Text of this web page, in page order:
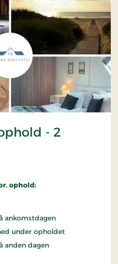
- 2
ophold:
ankomstdagen
under opholdet
anden dagen